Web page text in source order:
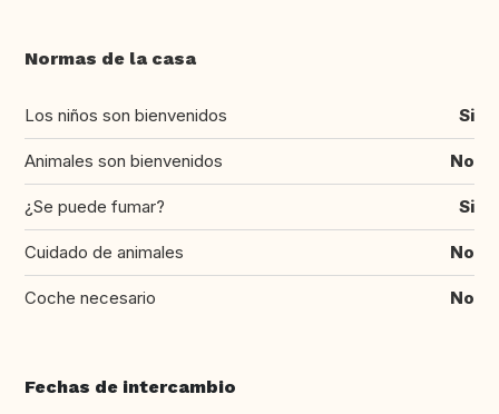
Normas de la casa
Los niños son bienvenidos Si
Animales son bienvenidos No
¿Se puede fumar? Si
Cuidado de animales No
Coche necesario No
Fechas de intercambio